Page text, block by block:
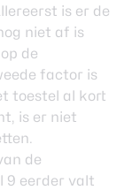
is er de
niet af is
de
factor is
toestel al kort
is er niet
de
9 eerder valt